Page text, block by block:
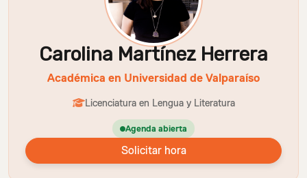
Carolina Martínez Herrera
Académica en Universidad de Valparaíso
Licenciatura en Lengua y Literatura
Agenda abierta
Solicitar hora